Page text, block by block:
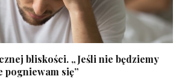
bliskości. „Jeśli nie będziemy
pogniewam się”